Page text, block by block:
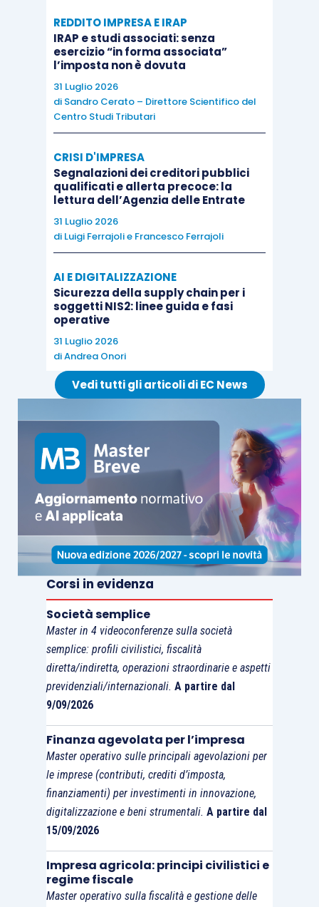
modello Redditie iscrivendo le relative imposte
differitenel bilancio chiuso alla stessa data
quali verranno poi rilasciate a conto economico
nei successivi quattro esercizi.
REDDITO IMPRESA E IRAP
IRAP e studi associati: senza
esercizio “in forma associata”
l’imposta non è dovuta
31 Luglio 2026
di Sandro Cerato – Direttore Scientifico del
Centro Studi Tributari
CRISI D'IMPRESA
Segnalazioni dei creditori pubblici
qualificati e allerta precoce: la
lettura dell’Agenzia delle Entrate
31 Luglio 2026
di Luigi Ferrajolie Francesco Ferrajoli
AI E DIGITALIZZAZIONE
Sicurezza della supply chain per i
soggetti NIS2: linee guida e fasi
operative
31 Luglio 2026
diAndrea Onori
Vedi tutti gli articoli di EC News
Corsi in evidenza
Società semplice
Master in 4 videoconferenze sulla società
semplice: profili civilistici, fiscalità
diretta/indiretta, operazioni straordinarie e aspetti
previdenziali/internazionali. A partire dal
9/09/2026
Finanza agevolata per l’impresa
Master operativo sulle principali agevolazioni per
le imprese (contributi, crediti d’imposta,
finanziamenti) per investimenti in innovazione,
digitalizzazione e beni strumentali. A partire dal
15/09/2026
Impresa agricola: principi civilistici e
regime fiscale
Master operativo sulla fiscalità e gestione delle